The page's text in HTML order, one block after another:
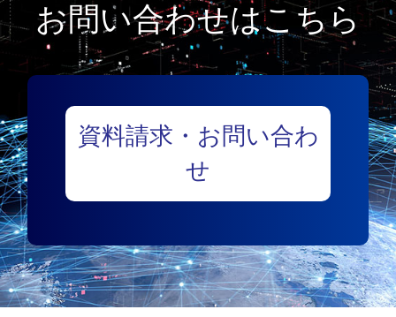
お問い合わせはこちら
資料請求・お問い合わ
せ